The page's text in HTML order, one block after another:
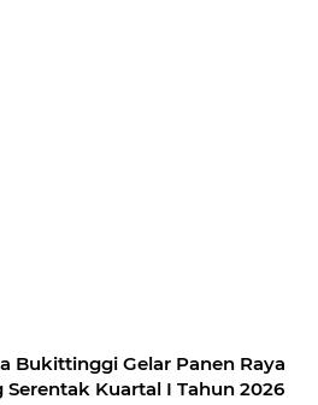
Bukittinggi Gelar Panen Raya
Serentak Kuartal I Tahun 2026